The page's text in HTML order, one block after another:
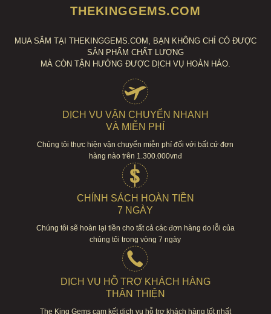
THEKINGGEMS.COM
MUA SẮM TẠI THEKINGGEMS.COM, BẠN KHÔNG CHỈ CÓ ĐƯỢC
SẢN PHẨM CHẤT LƯỢNG
MÀ CÒN TẬN HƯỞNG ĐƯỢC DỊCH VỤ HOÀN HẢO.
DỊCH VỤ VẬN CHUYỂN NHANH
VÀ MIỄN PHÍ
Chúng tôi thực hiện vận chuyển miễn phí đối với bất cứ đơn
hàng nào trên 1.300.000vnđ
CHÍNH SÁCH HOÀN TIỀN
7 NGÀY
Chúng tôi sẽ hoàn lại tiền cho tất cả các đơn hàng do lỗi của
chúng tôi trong vòng 7 ngày
DỊCH VỤ HỖ TRỢ KHÁCH HÀNG
THÂN THIỆN
The King Gems cam kết dịch vụ hỗ trợ khách hàng tốt nhất